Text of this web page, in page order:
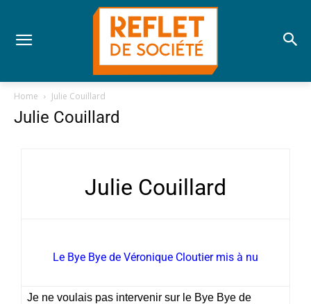
Home Julie Couillard
Julie Couillard
Julie Couillard
Le Bye Bye de Véronique Cloutier mis à nu
Je ne voulais pas intervenir sur le Bye Bye de